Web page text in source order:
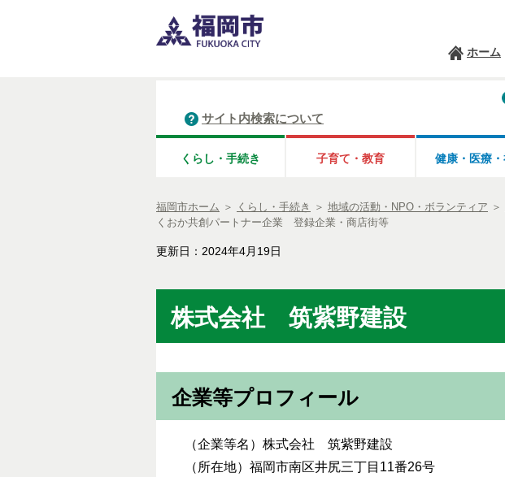
ホーム
サイト内検索について
くらし・手続き 子育て・教育 健康・医療・
福岡市ホーム ＞ くらし・手続き ＞ 地域の活動・NPO・ボランティア ＞
くおか共創パートナー企業 登録企業・商店街等
更新日：2024年4月19日
株式会社 筑紫野建設
企業等プロフィール
（企業等名）株式会社 筑紫野建設
（所在地）福岡市南区井尻三丁目11番26号